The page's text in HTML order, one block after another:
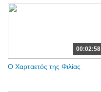
00:02:58
Ο Χαρταετός της Φιλίας